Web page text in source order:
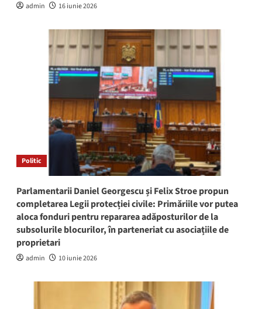
admin 16 iunie 2026
Politic
Parlamentarii Daniel Georgescu și Felix Stroe propun
completarea Legii protecției civile: Primăriile vor putea
aloca fonduri pentru repararea adăposturilor de la
subsolurile blocurilor, în parteneriat cu asociațiile de
proprietari
admin 10 iunie 2026